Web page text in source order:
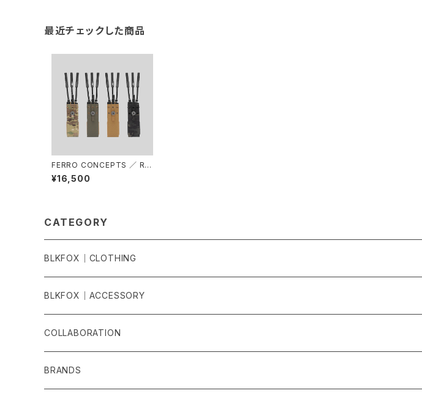
最近チェックした商品
FERRO CONCEPTS ／ RA
Dio™ Pocket
¥16,500
CATEGORY
BLKFOX｜CLOTHING
T-SHIRTS
LONG T-SHIRTS
HOODIES
BLKFOX｜ACCESSORY
CAP・HAT
PATCH
COLLABORATION
BRANDS